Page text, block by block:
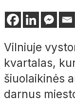
Vilniuje
kvartalas,
šiuolaikinės
darnus